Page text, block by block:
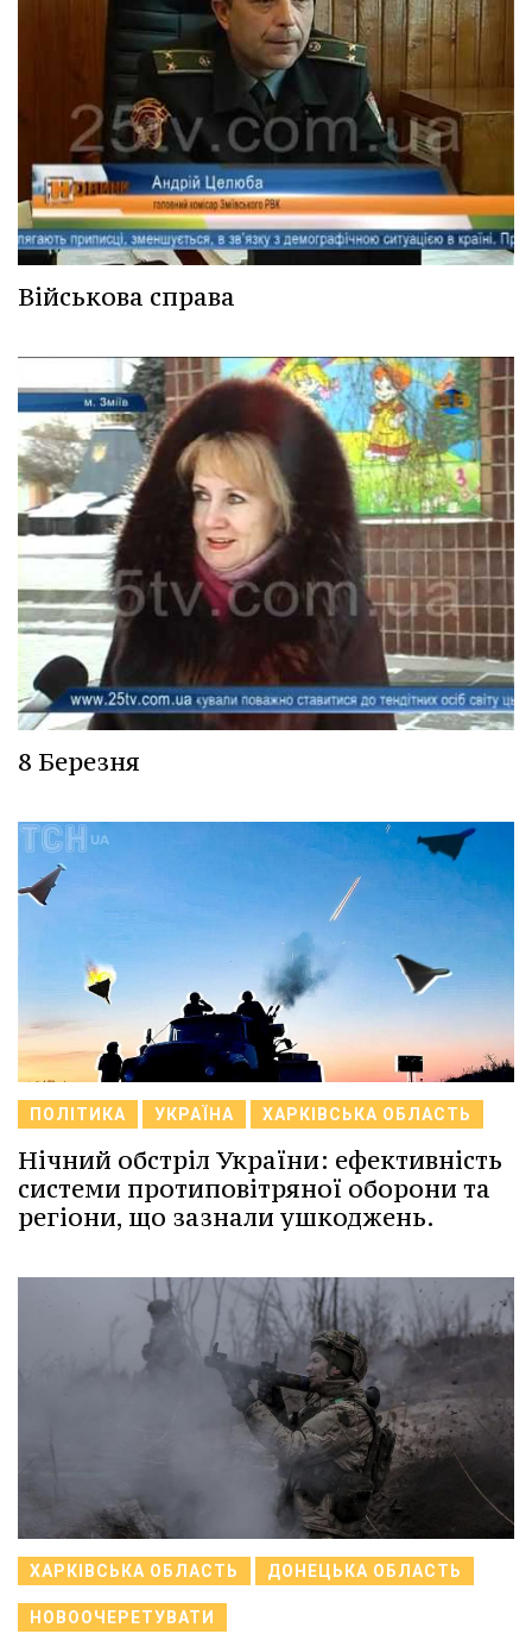
Військова справа
8 Березня
ПОЛІТИКА УКРАЇНА ХАРКІВСЬКА ОБЛАСТЬ
Нічний обстріл України: ефективність
системи протиповітряної оборони та
регіони, що зазнали ушкоджень.
ХАРКІВСЬКА ОБЛАСТЬ ДОНЕЦЬКА ОБЛАСТЬ
НОВООЧЕРЕТУВАТИ